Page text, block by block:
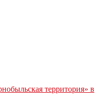
территория» в